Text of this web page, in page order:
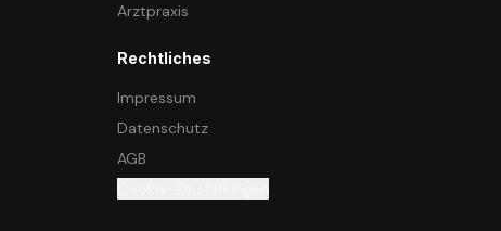
Arztpraxis
Rechtliches
Impressum
Datenschutz
AGB